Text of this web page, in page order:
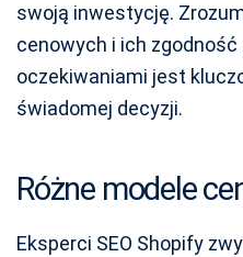
swoją inwestycję.
cenowych i ich
oczekiwaniami jest
świadomej decyzji.
Różne modele
Eksperci SEO Shopify